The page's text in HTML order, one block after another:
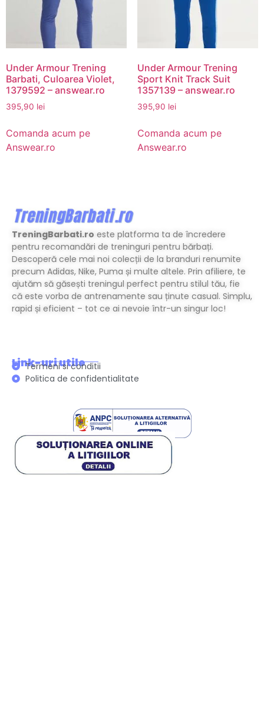
Under Armour Trening
Barbati, Culoarea Violet,
1379592 – answear.ro
395,90 lei
Comanda acum pe
Answear.ro
Under Armour Trening
Sport Knit Track Suit
1357139 – answear.ro
395,90 lei
Comanda acum pe
Answear.ro
TreningBarbati.ro este platforma ta de încredere
pentru recomandări de treninguri pentru bărbați.
Descoperă cele mai noi colecții de la branduri renumite
precum Adidas, Nike, Puma și multe altele. Prin afiliere, te
ajutăm să găsești treningul perfect pentru stilul tău, fie
că este vorba de antrenamente sau ținute casual. Simplu,
rapid și eficient – tot ce ai nevoie într-un singur loc!
Link-uri utile
Termeni si conditii
Politica de confidentialitate